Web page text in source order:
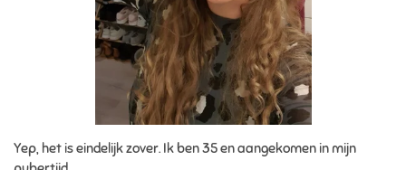
Yep, het is eindelijk zover. Ik ben 35 en aangekomen in mijn